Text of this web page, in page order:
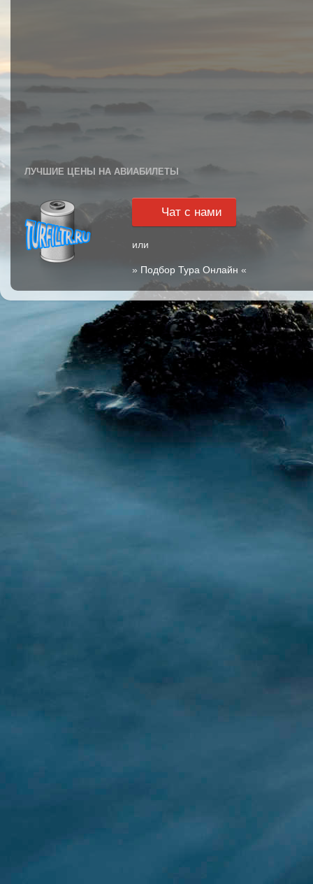
ЛУЧШИЕ ЦЕНЫ НА АВИАБИЛЕТЫ
Чат с нами
или
» Подбор Тура Онлайн «